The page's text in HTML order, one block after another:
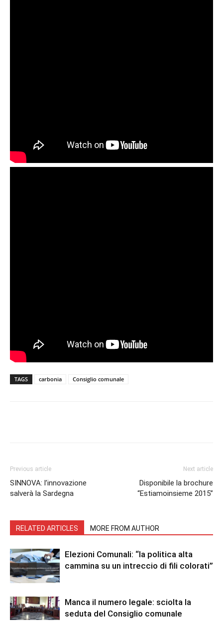
TAGS carbonia Consiglio comunale
Previous article
SINNOVA: l’innovazione
salverà la Sardegna
Next article
Disponibile la brochure
“Estiamoinsieme 2015”
RELATED ARTICLES MORE FROM AUTHOR
Elezioni Comunali: “la politica alta
cammina su un intreccio di fili colorati”
Manca il numero legale: sciolta la
seduta del Consiglio comunale